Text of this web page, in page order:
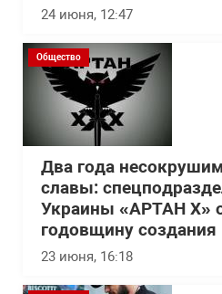
24 июня, 12:47
Общество
Два года
славы:
Украины «АРТАН Х»
годовщину создания
23 июня, 16:18